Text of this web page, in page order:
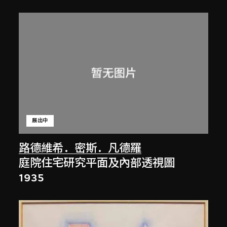
路德維希．密斯．凡德羅
展出中
庭院住宅研究平面及內部透視圖
1935